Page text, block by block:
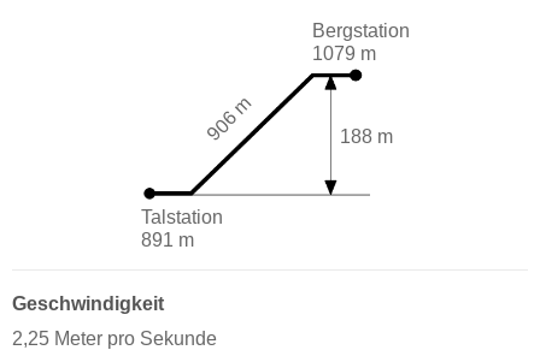
Talstation
891 m
Bergstation
1079 m
188 m
906 m
Geschwindigkeit
2,25 Meter pro Sekunde